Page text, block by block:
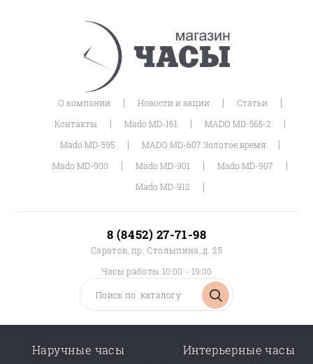
О компании | Новости и акции | Статьи |
Контакты | Mado MD-161 | MADO MD-565-2 |
Mado MD-595 | MADO MD-607 Золотое время |
Mado MD-900 | Mado MD-901 | Mado MD-907 |
Mado MD-912 |
8 (8452) 27-71-98
Саратов, пр. Столыпина, д. 25
Часы работы 10:00 - 19:00
Наручные часы
Интерьерные часы